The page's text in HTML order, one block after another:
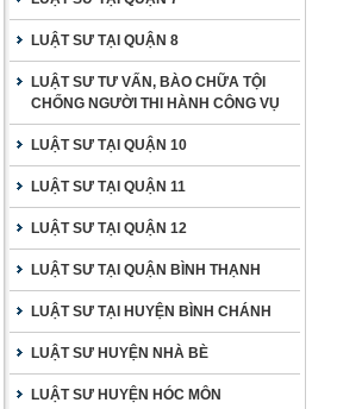
LUẬT SƯ TẠI QUẬN 8
LUẬT SƯ TƯ VẤN, BÀO CHỮA TỘI
CHỐNG NGƯỜI THI HÀNH CÔNG VỤ
LUẬT SƯ TẠI QUẬN 10
LUẬT SƯ TẠI QUẬN 11
LUẬT SƯ TẠI QUẬN 12
LUẬT SƯ TẠI QUẬN BÌNH THẠNH
LUẬT SƯ TẠI HUYỆN BÌNH CHÁNH
LUẬT SƯ HUYỆN NHÀ BÈ
LUẬT SƯ HUYỆN HÓC MÔN